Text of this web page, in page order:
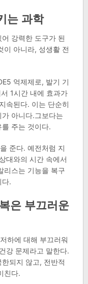
는 과학
강력한 도구가 된
이 아니라, 성생활 전
억제제로, 발기 기
1시간 내에 효과가
속된다. 이는 단순히
아니다.그보다는
주는 것이다.
준다. 예전처럼 지
대와의 시간 속에서
리스는 기능을 복구
다.
은 부끄러운
하에 대해 부끄러워
강 문제라고 말한다.
되지 않고, 전반적
친다.